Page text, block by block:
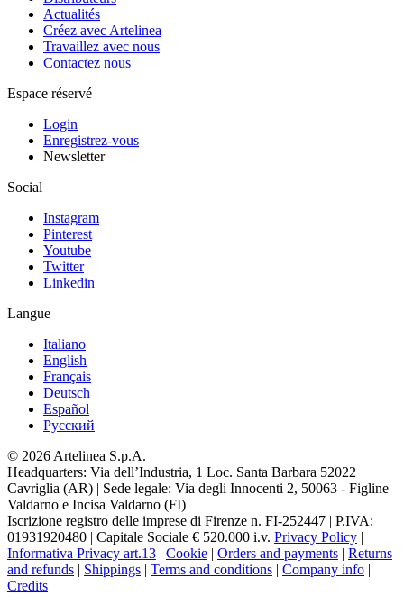
Actualités
Créez avec Artelinea
Travaillez avec nous
Contactez nous
Espace réservé
Login
Enregistrez-vous
Newsletter
Social
Instagram
Pinterest
Youtube
Twitter
Linkedin
Langue
Italiano
English
Français
Deutsch
Español
Pусский
© 2026 Artelinea S.p.A.
Headquarters: Via dell’Industria, 1 Loc. Santa Barbara 52022
Cavriglia (AR) | Sede legale: Via degli Innocenti 2, 50063 - Figline
Valdarno e Incisa Valdarno (FI)
Iscrizione registro delle imprese di Firenze n. FI-252447 | P.IVA:
01931920480 | Capitale Sociale € 520.000 i.v. Privacy Policy |
Informativa Privacy art.13 | Cookie | Orders and payments | Returns
and refunds | Shippings | Terms and conditions | Company info |
Credits